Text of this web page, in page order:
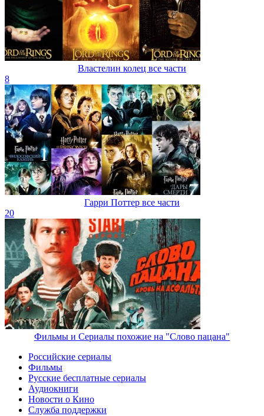
Властелин колец все части
8
Гарри Поттер все части
20
Фильмы и Сериалы похожие на "Слово пацана"
Российские сериалы
Фильмы
Русские бесплатные сериалы
Аудиокниги
Новости о Кино
Служба поддержки